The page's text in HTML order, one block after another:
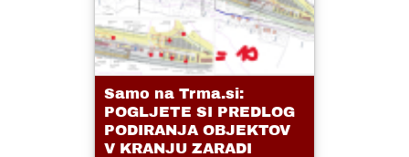
Samo na Trma.si:
POGLJETE SI PREDLOG
PODIRANJA OBJEKTOV
V KRANJU ZARADI